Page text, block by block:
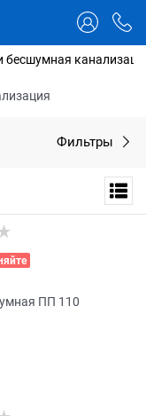
бесшумная
Фильтры
ПП 110